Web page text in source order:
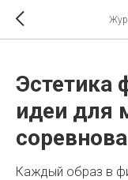
Эстетика
идеи для
Каждый образ в